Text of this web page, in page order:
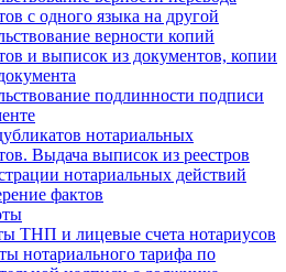
с одного языка на другой
верности копий
и выписок из документов, копии
подлинности подписи
нотариальных
Выдача выписок из реестров
нотариальных действий
фактов
ТНП и лицевые счета нотариусов
нотариального тарифа по